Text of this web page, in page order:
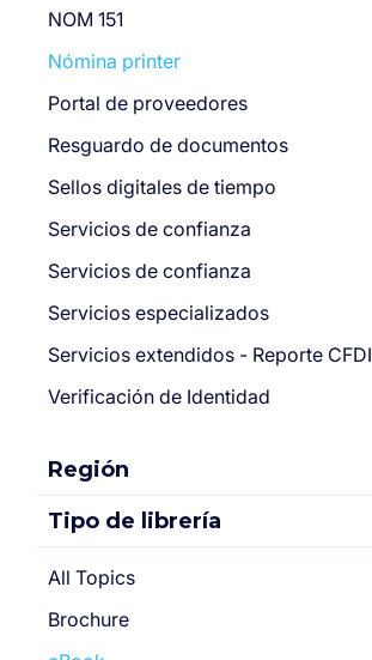
NOM 151
Nómina printer
Portal de proveedores
Resguardo de documentos
Sellos digitales de tiempo
Servicios de confianza
Servicios de confianza
Servicios especializados
Servicios extendidos - Reporte CFDI
Verificación de Identidad
Región
Tipo de librería
All Topics
Brochure